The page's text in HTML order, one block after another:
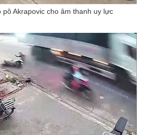
pô Akrapovic cho âm thanh uy lực